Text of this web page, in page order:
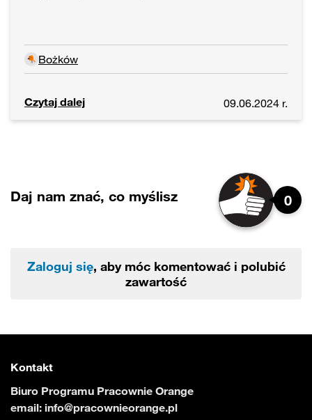
Bożków
Czytaj dalej 09.06.2024 r.
Daj nam znać, co myślisz 0
Zaloguj się, aby móc komentować i polubić
zawartość
Kontakt
Biuro Programu Pracownie Orange
email: info@pracownieorange.pl